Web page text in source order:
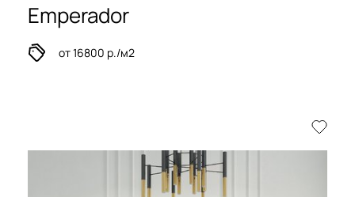
Emperador
от 16800 р./м2